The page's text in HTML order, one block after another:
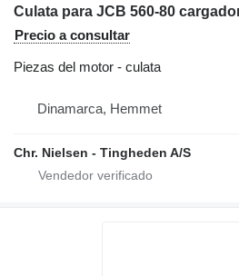
Culata para JCB 560-80
Precio a consultar
Piezas del motor - culata
Dinamarca, Hemmet
Chr. Nielsen - Tingheden A/S